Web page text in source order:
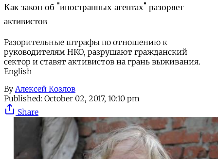
Как закон об "иностранных агентах" разоряет
активистов
Разорительные штрафы по отношению к
руководителям НКО, разрушают гражданский
сектор и ставят активистов на грань выживания.
English
By Алексей Козлов
Published: October 02, 2017, 10:10 pm
Share